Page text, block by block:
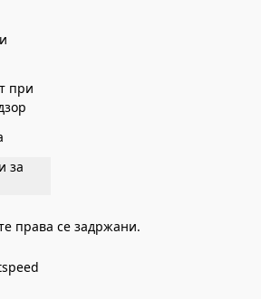
при
за
права се задржани.